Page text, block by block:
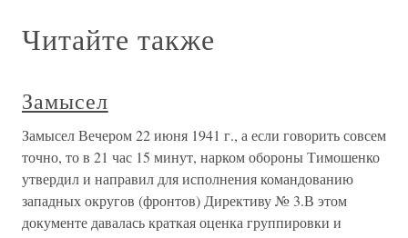
чтением
Читайте также